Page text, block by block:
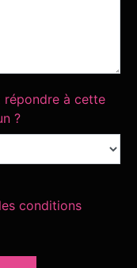
répondre à cette
?
conditions